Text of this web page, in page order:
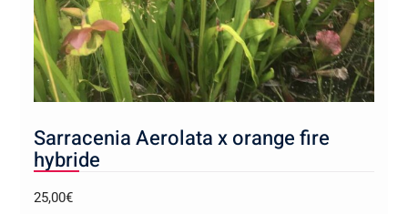
Sarracenia Aerolata x orange fire
hybride
25,00€